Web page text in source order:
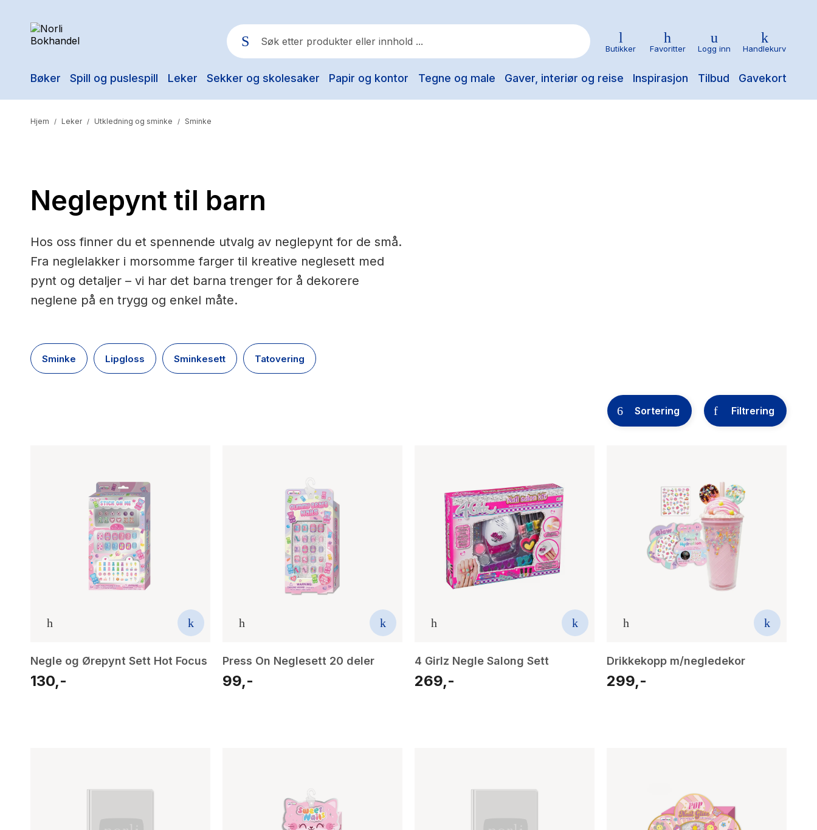
Bøker Spill og puslespill Leker Sekker og skolesaker Papir og kontor Tegne og male Gaver, interiør og reise Inspirasjon Tilbud Gavekort
Populære søk
Hypopressiv trening
The Housemaid
Butikker Favoritter Logg inn Handlekurv
Hjem / Leker / Utkledning og sminke / Sminke
Neglepynt til barn
Hos oss finner du et spennende utvalg av neglepynt for de små.
Fra neglelakker i morsomme farger til kreative neglesett med
pynt og detaljer – vi har det barna trenger for å dekorere
neglene på en trygg og enkel måte.
Sminke Lipgloss Sminkesett Tatovering
Filtrering
Sortering
Negle og Ørepynt Sett Hot Focus
130,-
Press On Neglesett 20 deler
99,-
4 Girlz Negle Salong Sett
269,-
Drikkekopp m/negledekor
299,-